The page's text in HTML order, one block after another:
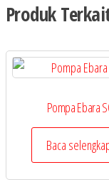
Produk
Pompa Ebara
Baca